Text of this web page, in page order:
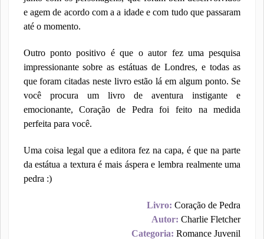
e agem de acordo com a a idade e com tudo que passaram
até o momento.
Outro ponto positivo é que o autor fez uma pesquisa
impressionante sobre as estátuas de Londres, e todas as
que foram citadas neste livro estão lá em algum ponto. Se
você procura um livro de aventura instigante e
emocionante, Coração de Pedra foi feito na medida
perfeita para você.
Uma coisa legal que a editora fez na capa, é que na parte
da estátua a textura é mais áspera e lembra realmente uma
pedra :)
Livro: Coração de Pedra
Autor: Charlie Fletcher
Categoria: Romance Juvenil